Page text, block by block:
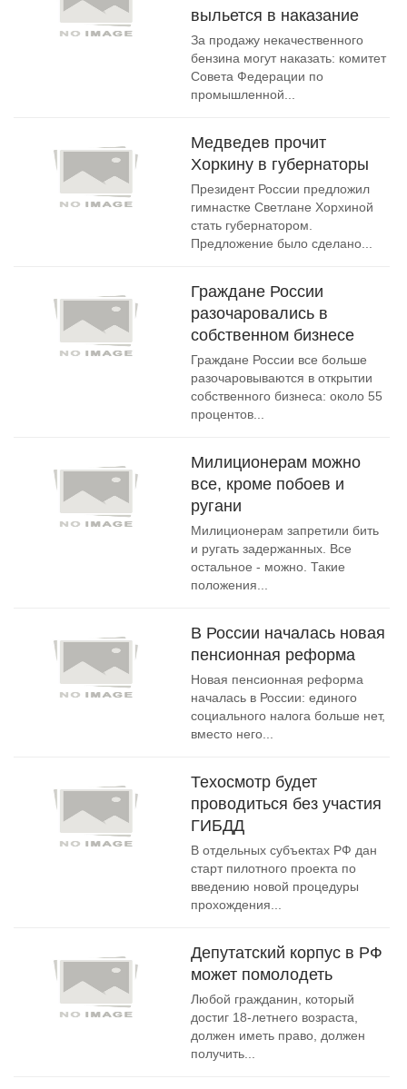
выльется в наказание
За продажу некачественного
бензина могут наказать: комитет
Совета Федерации по
промышленной...
Медведев прочит
Хоркину в губернаторы
Президент России предложил
гимнастке Светлане Хорхиной
стать губернатором.
Предложение было сделано...
Граждане России
разочаровались в
собственном бизнесе
Граждане России все больше
разочаровываются в открытии
собственного бизнеса: около 55
процентов...
Милиционерам можно
все, кроме побоев и
ругани
Милиционерам запретили бить
и ругать задержанных. Все
остальное - можно. Такие
положения...
В России началась новая
пенсионная реформа
Новая пенсионная реформа
началась в России: единого
социального налога больше нет,
вместо него...
Техосмотр будет
проводиться без участия
ГИБДД
В отдельных субъектах РФ дан
старт пилотного проекта по
введению новой процедуры
прохождения...
Депутатский корпус в РФ
может помолодеть
Любой гражданин, который
достиг 18-летнего возраста,
должен иметь право, должен
получить...